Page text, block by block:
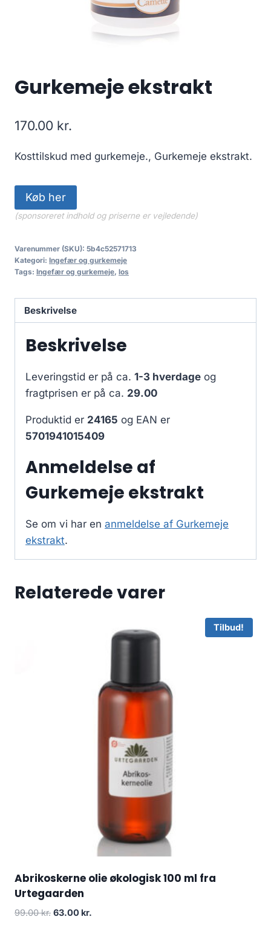
Gurkemeje ekstrakt
170.00 kr.
Kosttilskud med gurkemeje., Gurkemeje ekstrakt.
Køb her
(sponsoreret indhold og priserne er vejledende)
Varenummer (SKU): 5b4c52571713
Kategori: Ingefær og gurkemeje
Tags: Ingefær og gurkemeje, los
Beskrivelse
Beskrivelse
Leveringstid er på ca. 1-3 hverdage og
fragtprisen er på ca. 29.00
Produktid er 24165 og EAN er
5701941015409
Anmeldelse af
Gurkemeje ekstrakt
Se om vi har en anmeldelse af Gurkemeje
ekstrakt.
Relaterede varer
Tilbud!
Abrikoskerne olie økologisk 100 ml fra
Urtegaarden
99.00kr. Den
63.00 kr.